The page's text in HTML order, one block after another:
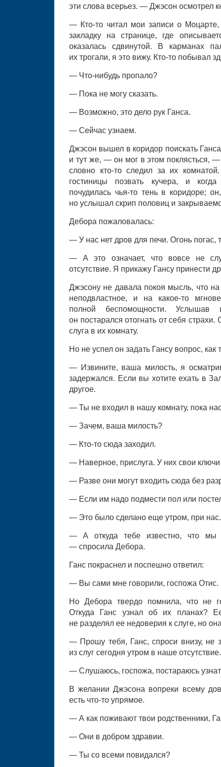
эти слова всерьез. — Джэсон осмотрел
— Кто-то читал мои записи о
закладку на странице, где
оказалась сдвинутой. В карманах
их трогали, я это вижу. Кто-то побывал
— Что-нибудь пропало?
— Пока не могу сказать.
— Возможно, это дело рук Ганса.
— Сейчас узнаем.
Джэсон вышел в коридор поискать
и тут же, — он мог в этом поклясться,
словно кто-то следил за их
гостиницы позвать кучера, и
почудилась чья-то тень в коридоре;
но услышал скрип половиц и
Дебора пожаловалась:
— У нас нет дров для печи. Огонь погас,
— А это означает, что вовсе не
отсутствие. Я прикажу Гансу принести
Джэсону не давала покоя мысль, что на
неподвластное, и на какое-то
полной беспомощности.
он постарался отогнать от себя страхи.
слуга в их комнату.
Но не успел он задать Гансу вопрос, как
— Извините, ваша милость, я
задержался. Если вы хотите ехать в
другое.
— Ты не входил в нашу комнату, пока
— Зачем, ваша милость?
— Кто-то сюда заходил.
— Наверное, прислуга. У них свои ключи
— Разве они могут входить сюда без
— Если им надо подмести пол или
— Это было сделано еще утром, при
— А откуда тебе известно, что мы
— спросила Дебора.
Ганс покраснел и поспешно ответил:
— Вы сами мне говорили, госпожа Отис.
Но Дебора твердо помнила, что не
Откуда Ганс узнал об их планах?
не разделял ее недоверия к слуге, но
— Прошу тебя, Ганс, спроси внизу, не
из слуг сегодня утром в наше отсутствие.
— Слушаюсь, госпожа, постараюсь
В желании Джэсона вопреки всему
есть что-то упрямое.
— А как поживают твои родственники,
— Они в добром здравии.
— Ты со всеми повидался?